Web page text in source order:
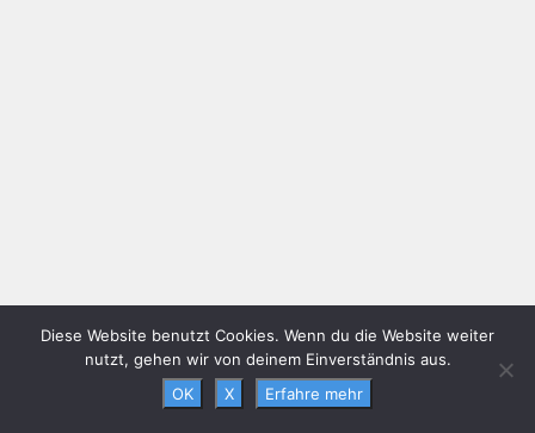
Diese Website benutzt Cookies. Wenn du die Website weiter
nutzt, gehen wir von deinem Einverständnis aus.
OK
X Erfahre mehr